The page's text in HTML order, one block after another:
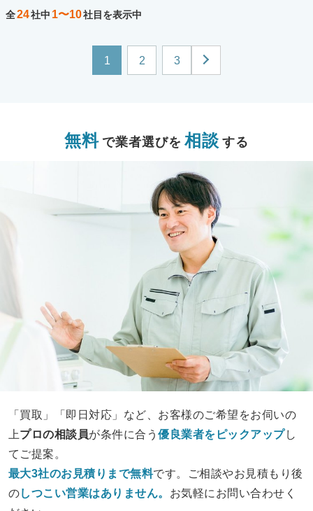
全24社中 1〜10社目を表示中
1 2 3
無料 で業者選びを 相談 する
「買取」「即日対応」など、お客様のご希望をお伺いの
上プロの相談員が条件に合う優良業者をピックアップし
てご提案。
最大3社のお見積りまで無料です。ご相談やお見積もり後
のしつこい営業はありません。 お気軽にお問い合わせく